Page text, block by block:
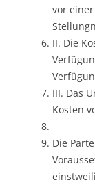
vor
II. Die
III. Das
Kosten
Die